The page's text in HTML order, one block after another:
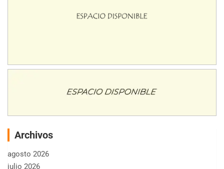
Archivos
agosto 2026
julio 2026